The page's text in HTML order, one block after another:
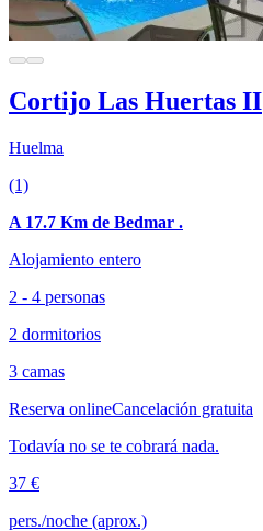
Cortijo Las Huertas II
Huelma
(1)
A 17.7 Km de Bedmar .
Alojamiento entero
2 - 4 personas
2 dormitorios
3 camas
Reserva onlineCancelación gratuita
Todavía no se te cobrará nada.
37 €
pers./noche (aprox.)